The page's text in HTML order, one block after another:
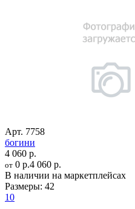
Арт. 7758
богини
4 060 р.
от 0 р.4 060 р.
В наличии на маркетплейсах
Размеры: 42
10